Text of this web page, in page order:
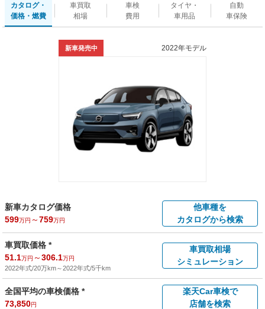
カタログ・
価格・燃費
車買取
相場
車検
費用
タイヤ・
車用品
自動
車保険
新車発売中 2022年モデル
新車カタログ価格
599万円 ～759万円
他車種を
カタログから検索
車買取価格 *
51.1万円 ～306.1万円
2022年式/20万km～2022年式/5千km
車買取相場
シミュレーション
全国平均の車検価格 *
73,850円
楽天Car車検で
店舗を検索